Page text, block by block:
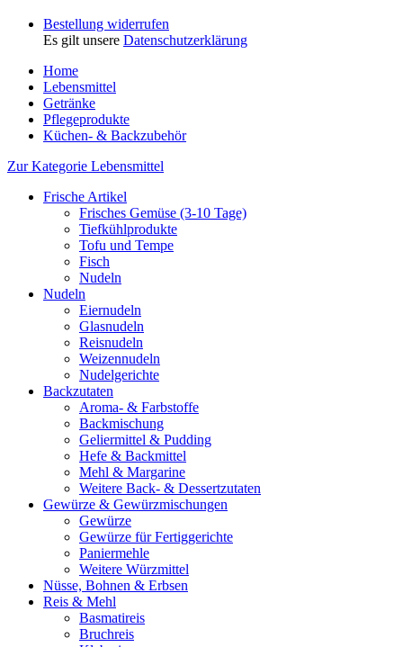
Bestellung widerrufen
Es gilt unsere Datenschutzerklärung
Home
Lebensmittel
Getränke
Pflegeprodukte
Küchen- & Backzubehör
Zur Kategorie Lebensmittel
Frische Artikel
Frisches Gemüse (3-10 Tage)
Tiefkühlprodukte
Tofu und Tempe
Fisch
Nudeln
Nudeln
Eiernudeln
Glasnudeln
Reisnudeln
Weizennudeln
Nudelgerichte
Backzutaten
Aroma- & Farbstoffe
Backmischung
Geliermittel & Pudding
Hefe & Backmittel
Mehl & Margarine
Weitere Back- & Dessertzutaten
Gewürze & Gewürzmischungen
Gewürze
Gewürze für Fertiggerichte
Paniermehle
Weitere Würzmittel
Nüsse, Bohnen & Erbsen
Reis & Mehl
Basmatireis
Bruchreis